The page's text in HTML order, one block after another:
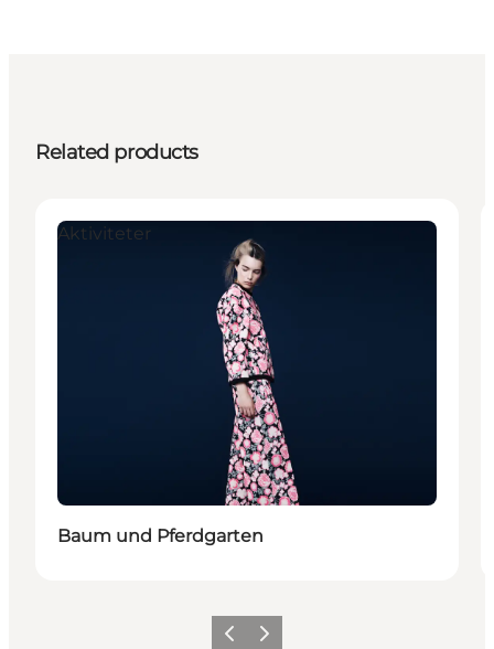
Related products
Aktiviteter
Baum und Pferdgarten
Previous
Next